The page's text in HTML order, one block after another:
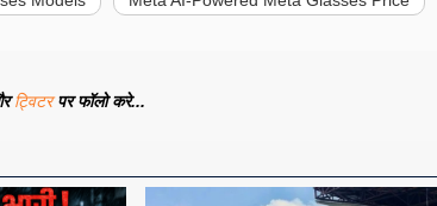
ट्विटरपर फॉलो करे...